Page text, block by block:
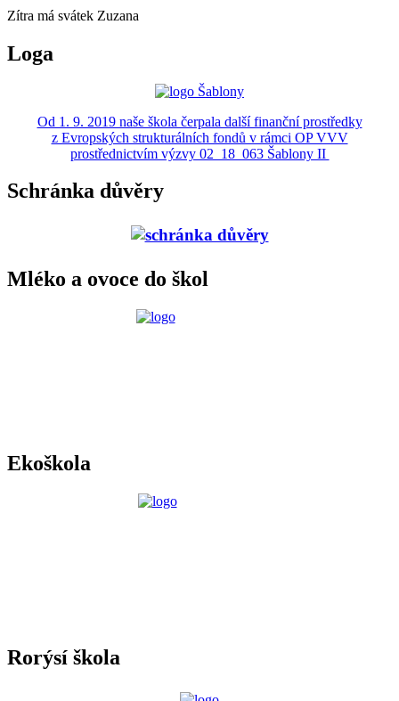
Zítra má svátek Zuzana
Loga
Od 1. 9. 2019 naše škola čerpala další finanční prostředky
z Evropských strukturálních fondů v rámci OP VVV
prostřednictvím výzvy 02_18_063 Šablony II
Schránka důvěry
Mléko a ovoce do škol
Ekoškola
Rorýsí škola